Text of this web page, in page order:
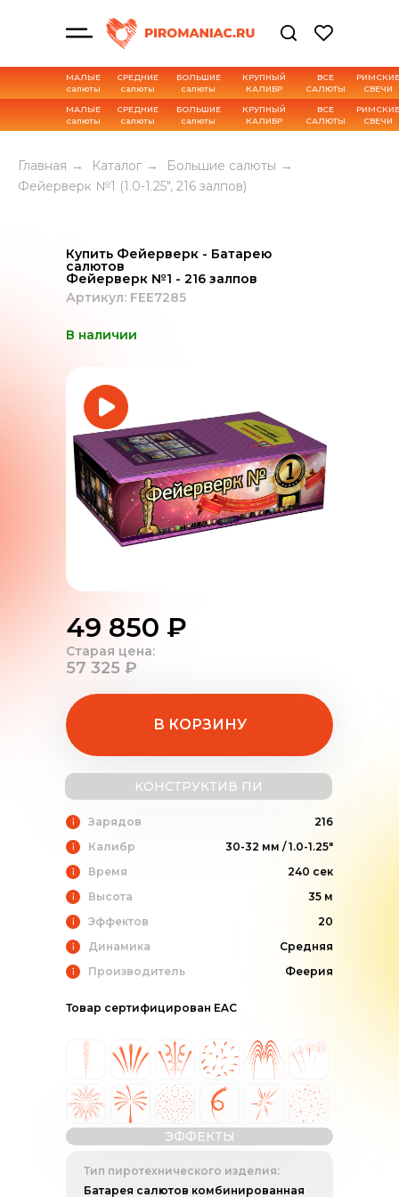
МАЛЫЕ
салюты
ВСЕ
САЛЮТЫ
СРЕДНИЕ
салюты
РИМСКИЕ
СВЕЧИ
БОЛЬШИЕ
салюты
КРУПНЫЙ
КАЛИБР
МАЛЫЕ
салюты
ВСЕ
САЛЮТЫ
СРЕДНИЕ
салюты
РИМСКИЕ
СВЕЧИ
БОЛЬШИЕ
салюты
КРУПНЫЙ
КАЛИБР
Главная → Каталог → Большие салюты →
Фейерверк №1 (1.0-1.25", 216 залпов)
Купить Фейерверк - Батарею
салютов
Фейерверк №1 - 216 залпов
Тип пиротехнического изделия:
Батарея салютов комбинированная
Характеристика товара
Время
Зарядов
216
Калибр
30-32 мм / 1.0-1.25"
240 сек
Высота
35 м
Эффектов
Товар сертифицирован EAC
Динамика
49 850 ₽
Средняя
57 325 ₽
Производитель Феерия
В КОРЗИНУ
20
КОНСТРУКТИВ ПИ
Старая цена:
Артикул: FEE7285
ЭФФЕКТЫ
В наличии